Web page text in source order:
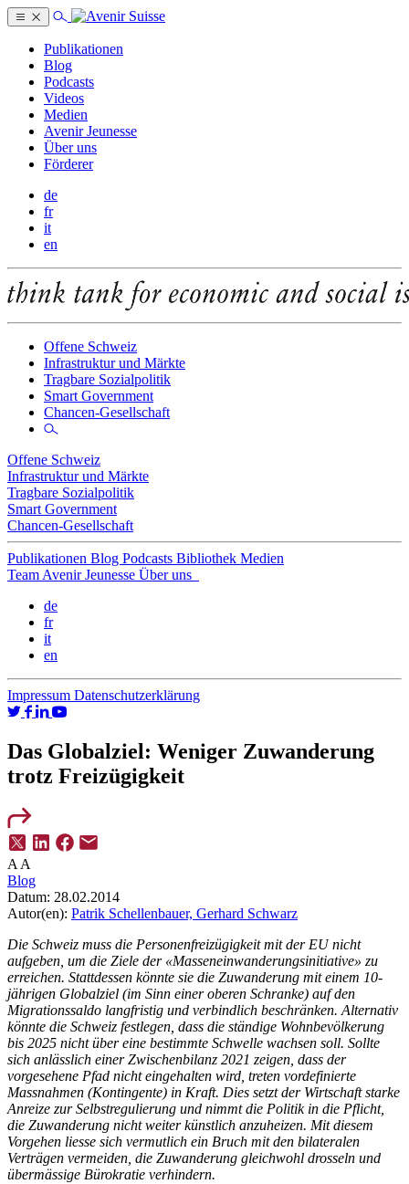
Publikationen
Blog
Podcasts
Videos
Medien
Avenir Jeunesse
Über uns
Förderer
de
fr
it
en
Offene Schweiz
Infrastruktur und Märkte
Tragbare Sozialpolitik
Smart Government
Chancen-Gesellschaft
Offene Schweiz
Infrastruktur und Märkte
Tragbare Sozialpolitik
Smart Government
Chancen-Gesellschaft
Publikationen Blog Podcasts Bibliothek Medien
Team Avenir Jeunesse Über uns
de
fr
it
en
Impressum Datenschutzerklärung
Das Globalziel: Weniger Zuwanderung
trotz Freizügigkeit
A A
Blog
Datum: 28.02.2014
Autor(en): Patrik Schellenbauer, Gerhard Schwarz
Die Schweiz muss die Personenfreizügigkeit mit der EU nicht
aufgeben, um die Ziele der «Masseneinwanderungsinitiative» zu
erreichen. Stattdessen könnte sie die Zuwanderung mit einem 10-
jährigen Globalziel (im Sinn einer oberen Schranke) auf den
Migrationssaldo langfristig und verbindlich beschränken. Alternativ
könnte die Schweiz festlegen, dass die ständige Wohnbevölkerung
bis 2025 nicht über eine bestimmte Schwelle wachsen soll. Sollte
sich anlässlich einer Zwischenbilanz 2021 zeigen, dass der
vorgesehene Pfad nicht eingehalten wird, treten vordefinierte
Massnahmen (Kontingente) in Kraft. Dies setzt der Wirtschaft starke
Anreize zur Selbstregulierung und nimmt die Politik in die Pflicht,
die Zuwanderung nicht weiter künstlich anzuheizen. Mit diesem
Vorgehen liesse sich vermutlich ein Bruch mit den bilateralen
Verträgen vermeiden, die Zuwanderung gleichwohl drosseln und
übermässige Bürokratie verhindern.